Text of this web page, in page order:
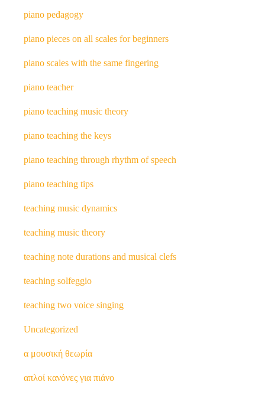
piano pedagogy
piano pieces on all scales for beginners
piano scales with the same fingering
piano teacher
piano teaching music theory
piano teaching the keys
piano teaching through rhythm of speech
piano teaching tips
teaching music dynamics
teaching music theory
teaching note durations and musical clefs
teaching solfeggio
teaching two voice singing
Uncategorized
α μουσική θεωρία
απλοί κανόνες για πιάνο